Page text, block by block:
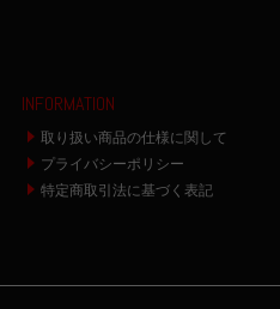
INFORMATION
取り扱い商品の仕様に関して
プライバシーポリシー
特定商取引法に基づく表記